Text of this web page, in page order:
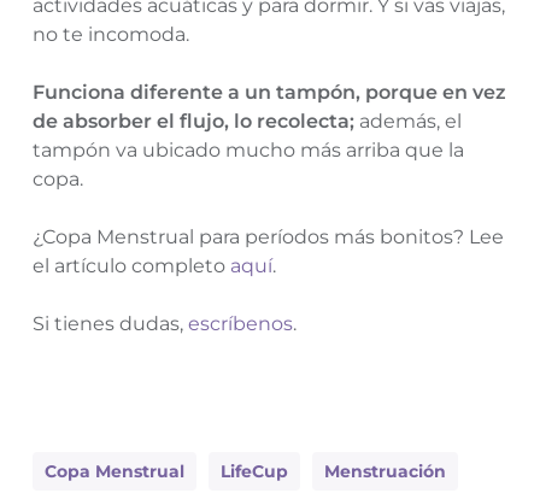
actividades acuáticas y para dormir. Y si vas viajas,
no te incomoda.
Funciona diferente a un tampón, porque en vez
de absorber el flujo, lo recolecta;además, el
tampón va ubicado mucho más arriba que la
copa.
¿Copa Menstrual para períodos más bonitos? Lee
el artículo completo aquí.
Si tienes dudas, escríbenos.
Copa Menstrual LifeCup
Menstruación